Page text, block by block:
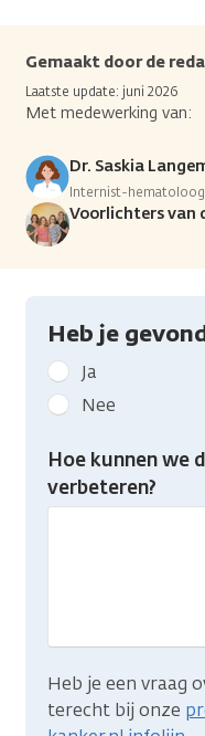
Gemaakt door de
Laatste update: juni 2026
Met medewerking van:
Dr. Saskia
Internist-
Voorlichters van
Heb je
Geef
kanker.nl
feedback:
Heb
gevonden
Ja
Nee
Hoe kunnen we
verbeteren?
Heb je een vraag
terecht bij onze